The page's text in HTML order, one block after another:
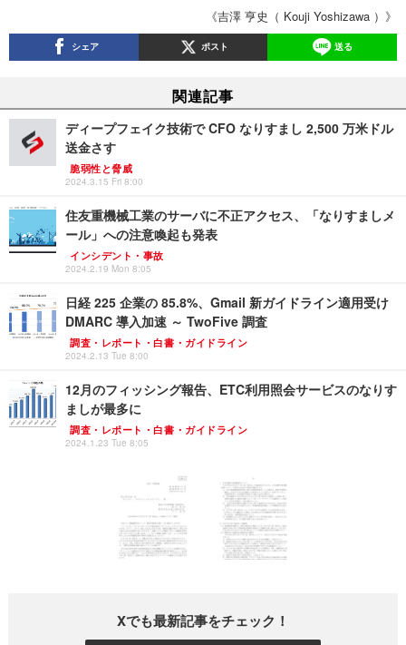
《吉澤 亨史（ Kouji Yoshizawa ）》
シェア ポスト 送る
関連記事
ディープフェイク技術で CFO なりすまし 2,500 万米ドル
送金さす
脆弱性と脅威
2024.3.15 Fri 8:00
住友重機械工業のサーバに不正アクセス、「なりすましメ
ール」への注意喚起も発表
インシデント・事故
2024.2.19 Mon 8:05
日経 225 企業の 85.8%、Gmail 新ガイドライン適用受け
DMARC 導入加速 ～ TwoFive 調査
調査・レポート・白書・ガイドライン
2024.2.13 Tue 8:00
12月のフィッシング報告、ETC利用照会サービスのなりす
ましが最多に
調査・レポート・白書・ガイドライン
2024.1.23 Tue 8:05
Xでも最新記事をチェック！